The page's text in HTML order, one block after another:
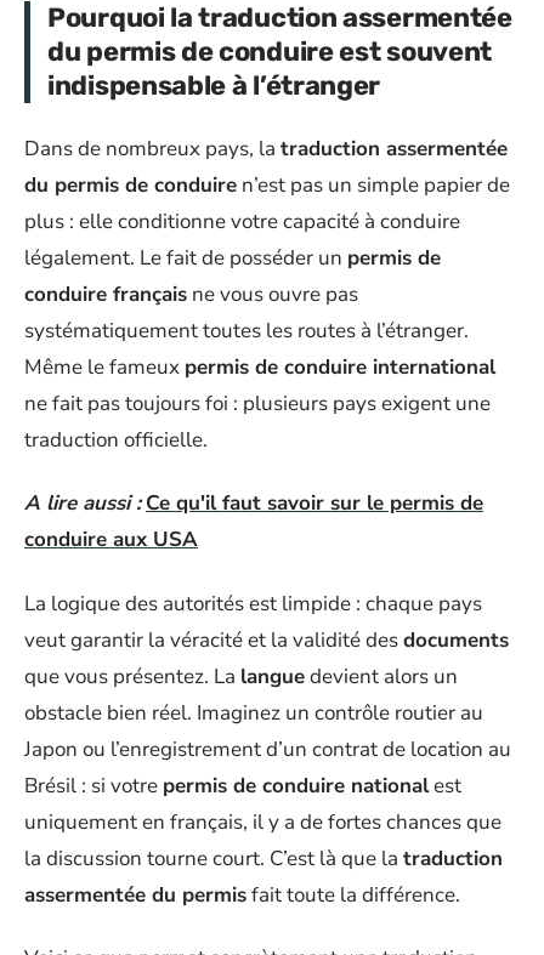
Pourquoi la traduction assermentée
du permis de conduire est souvent
indispensable à l’étranger
Dans de nombreux pays, la traduction assermentée
du permis de conduire n’est pas un simple papier de
plus : elle conditionne votre capacité à conduire
légalement. Le fait de posséder un permis de
conduire français ne vous ouvre pas
systématiquement toutes les routes à l’étranger.
Même le fameux permis de conduire international
ne fait pas toujours foi : plusieurs pays exigent une
traduction officielle.
A lire aussi : Ce qu'il faut savoir sur le permis de
conduire aux USA
La logique des autorités est limpide : chaque pays
veut garantir la véracité et la validité desdocuments
que vous présentez. La languedevient alors un
obstacle bien réel. Imaginez un contrôle routier au
Japon ou l’enregistrement d’un contrat de location au
Brésil : si votre permis de conduire nationalest
uniquement en français, il y a de fortes chances que
la discussion tourne court. C’est là que la traduction
assermentée du permisfait toute la différence.